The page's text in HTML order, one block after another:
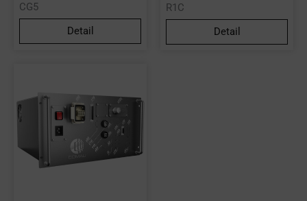
CG5
Detail
R1C
Detail